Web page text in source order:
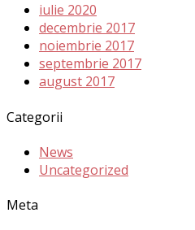
iulie 2020
decembrie 2017
noiembrie 2017
septembrie 2017
august 2017
Categorii
News
Uncategorized
Meta